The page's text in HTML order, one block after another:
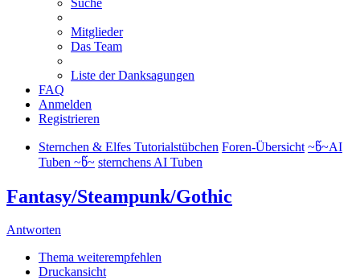
Mitglieder
Das Team
Liste der Danksagungen
FAQ
Anmelden
Registrieren
Sternchen & Elfes Tutorialstübchen Foren-Übersicht ~წ~AI
Tuben ~წ~ sternchens AI Tuben
Fantasy/Steampunk/Gothic
Antworten
Thema weiterempfehlen
Druckansicht